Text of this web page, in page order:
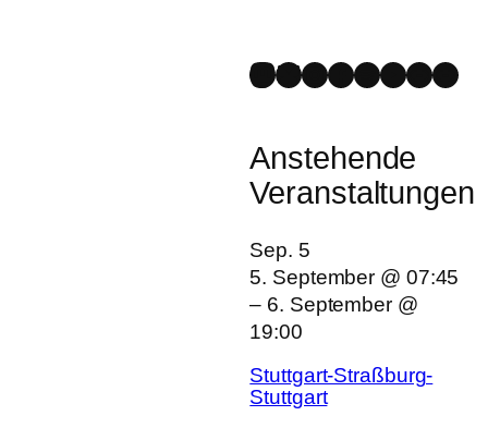
Mastodon
Bluesky
Instagram
Facebook
Spotify
YouTube
Strava
Link
Anstehende
Veranstaltungen
Sep. 5
5. September @ 07:45
– 6. September @
19:00
Stuttgart-Straßburg-
Stuttgart